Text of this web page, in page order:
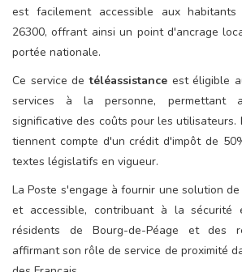
est facilement accessible aux habitants
26300, offrant ainsi un point d'ancrage
portée nationale.
Ce service detéléassistance est éligible
services à la personne, permettant
significative des coûts pour les utilisateurs.
tiennent compte d'un crédit d'impôt de
textes législatifs en vigueur.
La Poste s'engage à fournir une solution
et accessible, contribuant à la sécurité
résidents de Bourg-de-Péage et des
affirmant son rôle de service de proximité